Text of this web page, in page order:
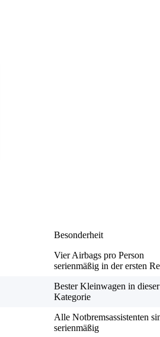
Besonderheit
Vier Airbags pro Person
serienmäßig in der ersten
Bester Kleinwagen in dieser
Kategorie
Alle Notbremsassistenten
serienmäßig